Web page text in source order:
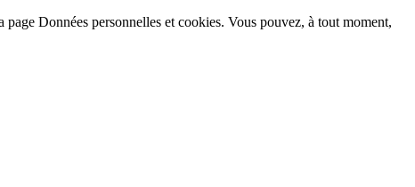
Données personnelles et cookies. Vous pouvez, à tout moment,